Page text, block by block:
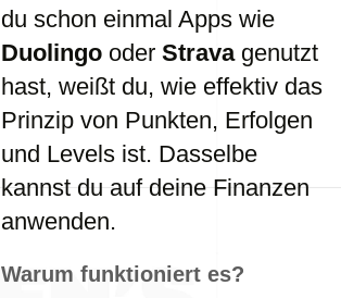
du schon einmal Apps wie
Duolingo oder Stravagenutzt
hast, weißt du, wie effektiv das
Prinzip von Punkten, Erfolgen
und Levels ist. Dasselbe
kannst du auf deine Finanzen
anwenden.
Warum funktioniert es?